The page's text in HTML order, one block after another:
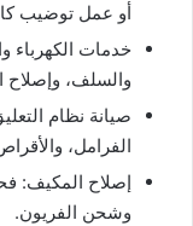
أو عمل توضيب
خدمات الكهرباء
والسلف، وإصلاح
صيانة نظام
الفرامل،
إصلاح المكيف:
وشحن الفريون.